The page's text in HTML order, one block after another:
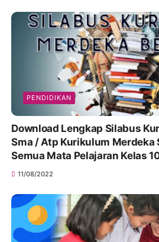
PENDIDIKAN
Download Lengkap Silabus
Sma / Atp Kurikulum Merdeka
Semua Mata Pelajaran Kelas
11/08/2022